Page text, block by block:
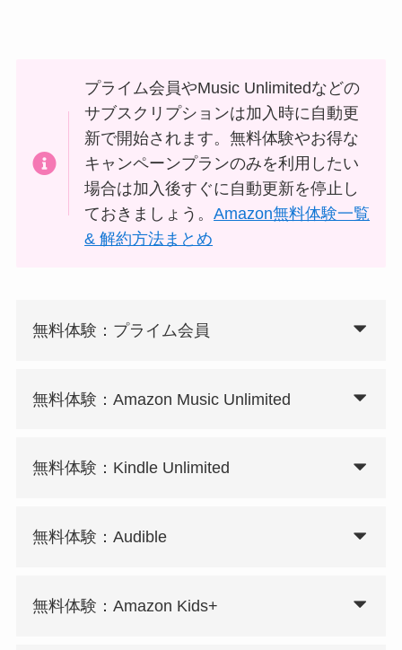
プライム会員やMusic Unlimitedなどの
サブスクリプションは加入時に自動更
新で開始されます。無料体験やお得な
キャンペーンプランのみを利用したい
場合は加入後すぐに自動更新を停止し
ておきましょう。Amazon無料体験一覧
& 解約方法まとめ
無料体験：プライム会員
無料体験：Amazon Music Unlimited
無料体験：Kindle Unlimited
無料体験：Audible
無料体験：Amazon Kids+